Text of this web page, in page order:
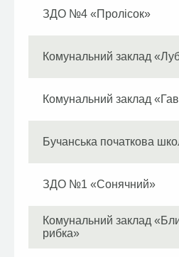
ЗДО №4 «Пролісок»
Комунальний заклад
Комунальний заклад
Бучанська початкова
ЗДО №1 «Сонячний»
Комунальний заклад
рибка»